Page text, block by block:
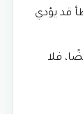
قد يؤدي
فلا